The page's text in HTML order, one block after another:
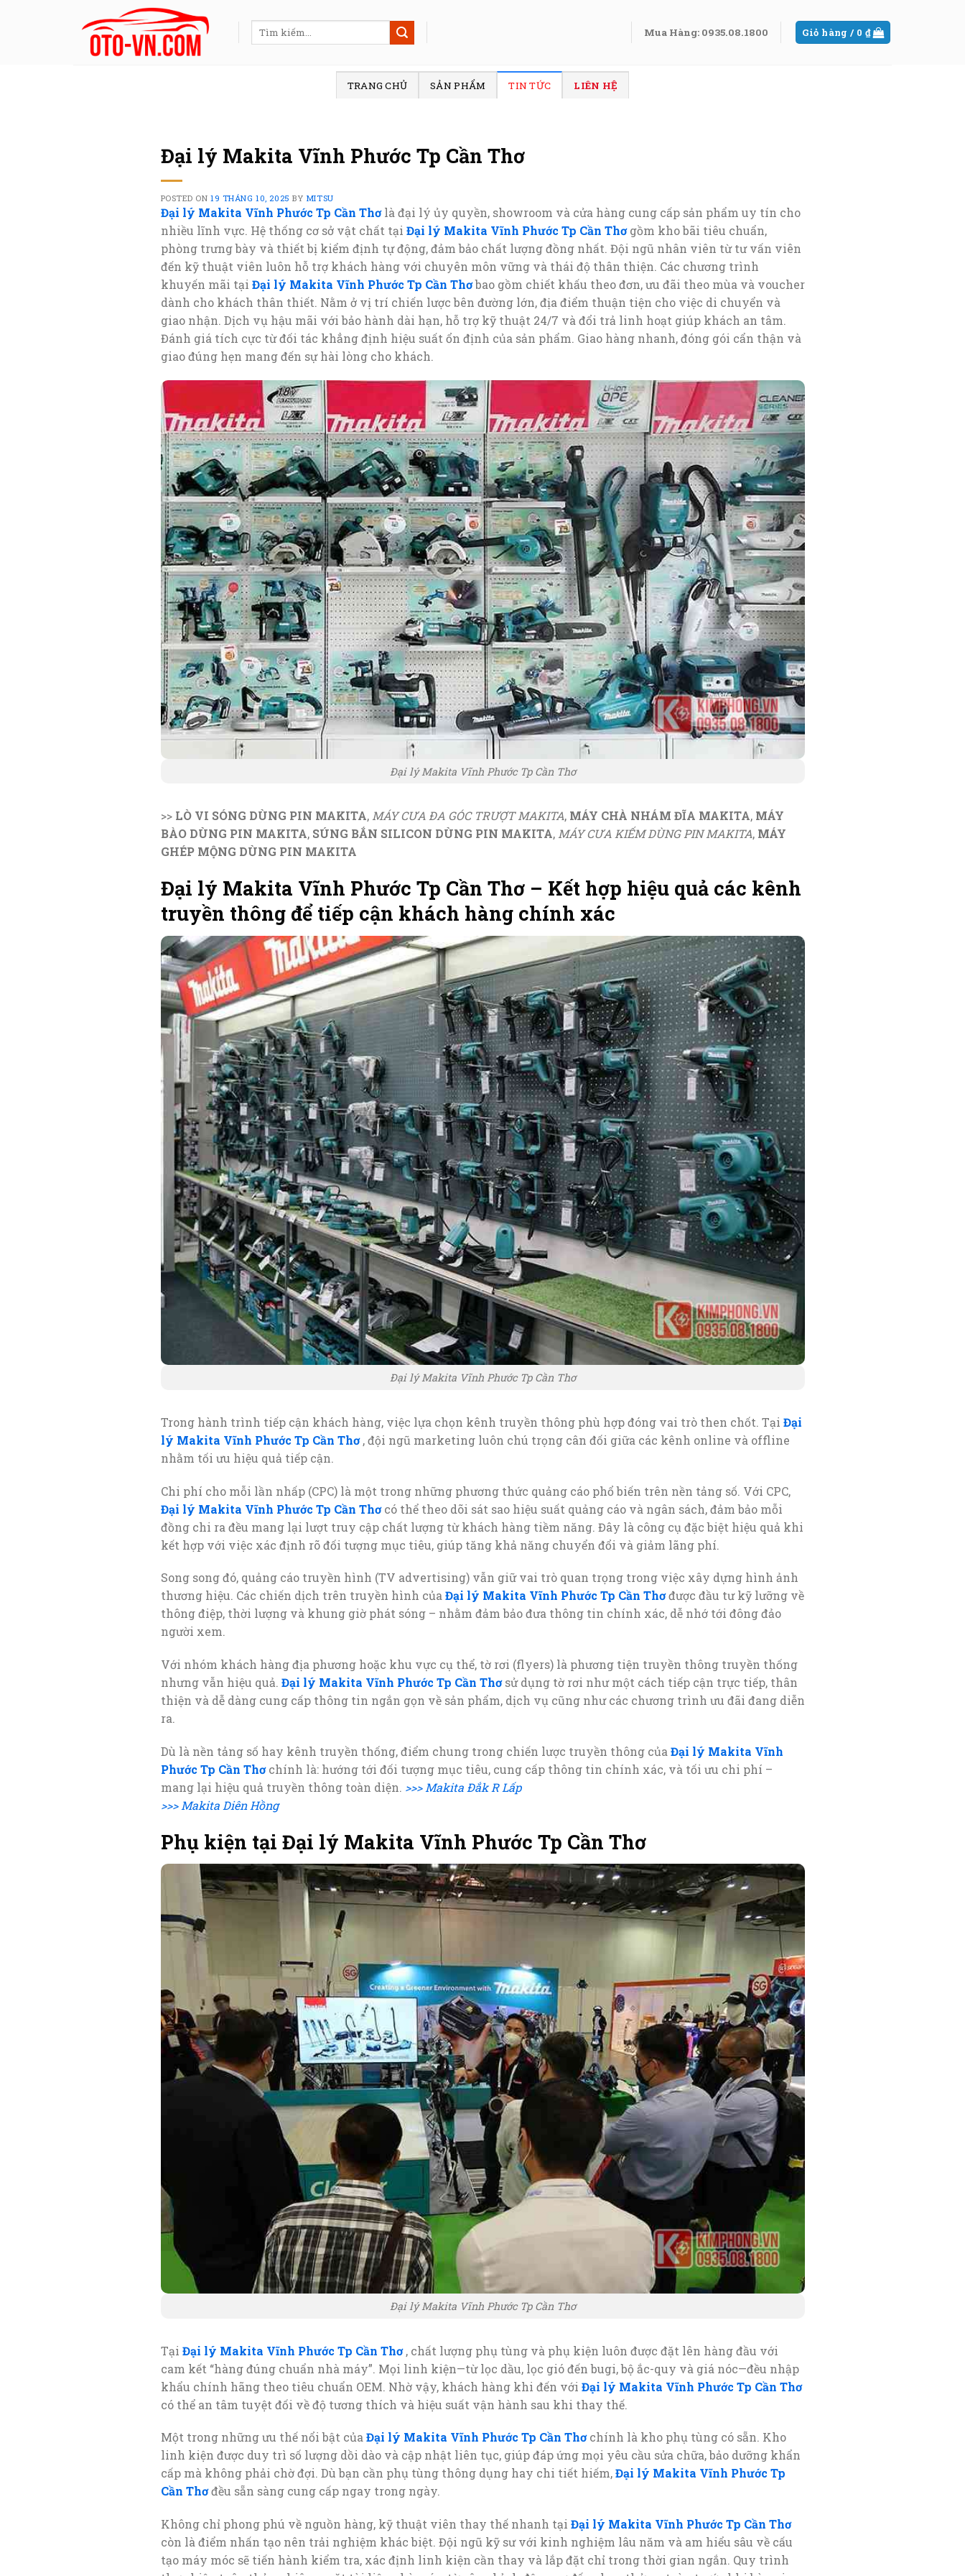
Tìm
kiếm:
Mua Hàng: 0935.08.1800 Giỏ hàng / 0 ₫
TRANG CHỦ SẢN PHẨM TIN TỨC LIÊN HỆ
Đại lý Makita Vĩnh Phước Tp Cần Thơ
POSTED ON19 THÁNG 10, 2025 BY MITSU
Đại lý Makita Vĩnh Phước Tp Cần Thơlà đại lý ủy quyền, showroom và cửa hàng cung cấp sản phẩm uy tín cho
nhiều lĩnh vực. Hệ thống cơ sở vật chất tại Đại lý Makita Vĩnh Phước Tp Cần Thơgồm kho bãi tiêu chuẩn,
phòng trưng bày và thiết bị kiểm định tự động, đảm bảo chất lượng đồng nhất. Đội ngũ nhân viên từ tư vấn viên
đến kỹ thuật viên luôn hỗ trợ khách hàng với chuyên môn vững và thái độ thân thiện. Các chương trình
khuyến mãi tại Đại lý Makita Vĩnh Phước Tp Cần Thơbao gồm chiết khấu theo đơn, ưu đãi theo mùa và voucher
dành cho khách thân thiết. Nằm ở vị trí chiến lược bên đường lớn, địa điểm thuận tiện cho việc di chuyển và
giao nhận. Dịch vụ hậu mãi với bảo hành dài hạn, hỗ trợ kỹ thuật 24/7 và đổi trả linh hoạt giúp khách an tâm.
Đánh giá tích cực từ đối tác khẳng định hiệu suất ổn định của sản phẩm. Giao hàng nhanh, đóng gói cẩn thận và
giao đúng hẹn mang đến sự hài lòng cho khách.
Đại lý Makita Vĩnh Phước Tp Cần Thơ
>> LÒ VI SÓNG DÙNG PIN MAKITA, MÁY CƯA ĐA GÓC TRƯỢT MAKITA, MÁY CHÀ NHÁM ĐĨA MAKITA, MÁY
BÀO DÙNG PIN MAKITA, SÚNG BẮN SILICON DÙNG PIN MAKITA, MÁY CƯA KIẾM DÙNG PIN MAKITA, MÁY
GHÉP MỘNG DÙNG PIN MAKITA
Đại lý Makita Vĩnh Phước Tp Cần Thơ – Kết hợp hiệu quả các kênh
truyền thông để tiếp cận khách hàng chính xác
Đại lý Makita Vĩnh Phước Tp Cần Thơ
Trong hành trình tiếp cận khách hàng, việc lựa chọn kênh truyền thông phù hợp đóng vai trò then chốt. Tại Đại
lý Makita Vĩnh Phước Tp Cần Thơ, đội ngũ marketing luôn chú trọng cân đối giữa các kênh online và offline
nhằm tối ưu hiệu quả tiếp cận.
Chi phí cho mỗi lần nhấp (CPC) là một trong những phương thức quảng cáo phổ biến trên nền tảng số. Với CPC,
Đại lý Makita Vĩnh Phước Tp Cần Thơcó thể theo dõi sát sao hiệu suất quảng cáo và ngân sách, đảm bảo mỗi
đồng chi ra đều mang lại lượt truy cập chất lượng từ khách hàng tiềm năng. Đây là công cụ đặc biệt hiệu quả khi
kết hợp với việc xác định rõ đối tượng mục tiêu, giúp tăng khả năng chuyển đổi và giảm lãng phí.
Song song đó, quảng cáo truyền hình (TV advertising) vẫn giữ vai trò quan trọng trong việc xây dựng hình ảnh
thương hiệu. Các chiến dịch trên truyền hình củaĐại lý Makita Vĩnh Phước Tp Cần Thơđược đầu tư kỹ lưỡng về
thông điệp, thời lượng và khung giờ phát sóng – nhằm đảm bảo đưa thông tin chính xác, dễ nhớ tới đông đảo
người xem.
Với nhóm khách hàng địa phương hoặc khu vực cụ thể, tờ rơi (flyers) là phương tiện truyền thông truyền thống
nhưng vẫn hiệu quả. Đại lý Makita Vĩnh Phước Tp Cần Thơsử dụng tờ rơi như một cách tiếp cận trực tiếp, thân
thiện và dễ dàng cung cấp thông tin ngắn gọn về sản phẩm, dịch vụ cũng như các chương trình ưu đãi đang diễn
ra.
Dù là nền tảng số hay kênh truyền thống, điểm chung trong chiến lược truyền thông của Đại lý Makita Vĩnh
Phước Tp Cần Thơchính là: hướng tới đối tượng mục tiêu, cung cấp thông tin chính xác, và tối ưu chi phí –
mang lại hiệu quả truyền thông toàn diện. >>> Makita Đắk R Lấp
>>> Makita Diên Hồng
Phụ kiện tại Đại lý Makita Vĩnh Phước Tp Cần Thơ
Đại lý Makita Vĩnh Phước Tp Cần Thơ
Tại Đại lý Makita Vĩnh Phước Tp Cần Thơ, chất lượng phụ tùng và phụ kiện luôn được đặt lên hàng đầu với
cam kết “hàng đúng chuẩn nhà máy”. Mọi linh kiện—từ lọc dầu, lọc gió đến bugi, bộ ắc-quy và giá nóc—đều nhập
khẩu chính hãng theo tiêu chuẩn OEM. Nhờ vậy, khách hàng khi đến với Đại lý Makita Vĩnh Phước Tp Cần Thơ
có thể an tâm tuyệt đối về độ tương thích và hiệu suất vận hành sau khi thay thế.
Một trong những ưu thế nổi bật củaĐại lý Makita Vĩnh Phước Tp Cần Thơchính là kho phụ tùng có sẵn. Kho
linh kiện được duy trì số lượng dồi dào và cập nhật liên tục, giúp đáp ứng mọi yêu cầu sửa chữa, bảo dưỡng khẩn
cấp mà không phải chờ đợi. Dù bạn cần phụ tùng thông dụng hay chi tiết hiếm,Đại lý Makita Vĩnh Phước Tp
Cần Thơđều sẵn sàng cung cấp ngay trong ngày.
Không chỉ phong phú về nguồn hàng, kỹ thuật viên thay thế nhanh tại Đại lý Makita Vĩnh Phước Tp Cần Thơ
còn là điểm nhấn tạo nên trải nghiệm khác biệt. Đội ngũ kỹ sư với kinh nghiệm lâu năm và am hiểu sâu về cấu
tạo máy móc sẽ tiến hành kiểm tra, xác định linh kiện cần thay và lắp đặt chỉ trong thời gian ngắn. Quy trình